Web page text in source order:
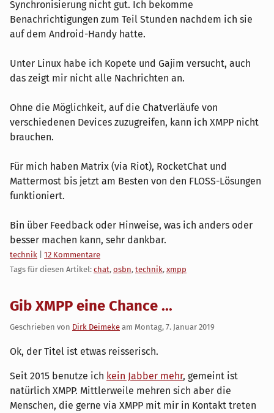
Synchronisierung nicht gut. Ich bekomme
Benachrichtigungen zum Teil Stunden nachdem ich sie
auf dem Android-Handy hatte.
Unter Linux habe ich Kopete und Gajim versucht, auch
das zeigt mir nicht alle Nachrichten an.
Ohne die Möglichkeit, auf die Chatverläufe von
verschiedenen Devices zuzugreifen, kann ich XMPP nicht
brauchen.
Für mich haben Matrix (via Riot), RocketChat und
Mattermost bis jetzt am Besten von den FLOSS-Lösungen
funktioniert.
Bin über Feedback oder Hinweise, was ich anders oder
besser machen kann, sehr dankbar.
Kategorien:
technik
12 Kommentare
Tags für diesen Artikel: chat, osbn, technik, xmpp
Gib XMPP eine Chance ...
Geschrieben von Dirk Deimeke am Montag, 7. Januar 2019
Ok, der Titel ist etwas reisserisch.
Seit 2015 benutze ich kein Jabber mehr, gemeint ist
natürlich XMPP. Mittlerweile mehren sich aber die
Menschen, die gerne via XMPP mit mir in Kontakt treten